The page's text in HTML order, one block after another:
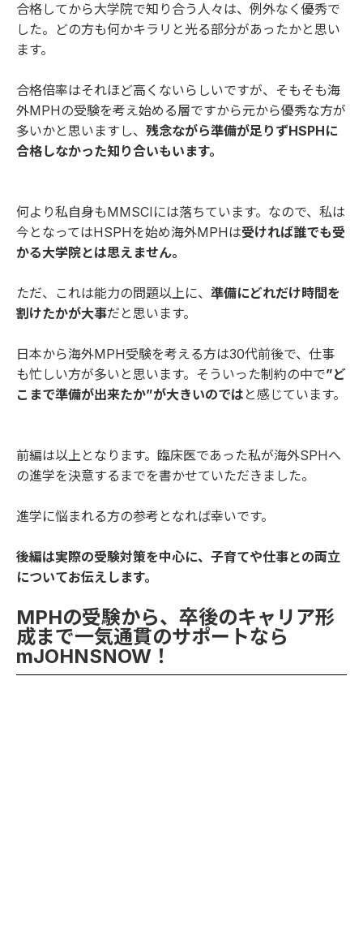
合格してから大学院で知り合う人々は、例外なく優秀で
した。どの方も何かキラリと光る部分があったかと思い
ます。
合格倍率はそれほど高くないらしいですが、そもそも海
外MPHの受験を考え始める層ですから元から優秀な方が
多いかと思いますし、 残念ながら準備が足りずHSPHに
合格しなかった知り合いもいます。
何より私自身もMMSCIには落ちています。なので、私は
今となってはHSPHを始め海外MPHは受ければ誰でも受
かる大学院とは思えません。
ただ、これは能力の問題以上に、 準備にどれだけ時間を
割けたかが大事だと思います。
日本から海外MPH受験を考える方は30代前後で、仕事
も忙しい方が多いと思います。そういった制約の中で”ど
こまで準備が出来たか”が大きいのでは と感じています。
前編は以上となります。臨床医であった私が海外SPHへ
の進学を決意するまでを書かせていただきました。
進学に悩まれる方の参考となれば幸いです。
後編は実際の受験対策を中心に、子育てや仕事との両立
についてお伝えします。
MPHの受験から、卒後のキャリア形
成まで一気通貫のサポートなら
mJOHNSNOW！